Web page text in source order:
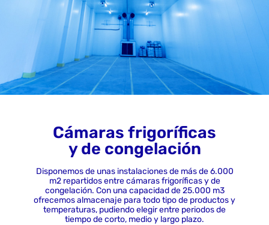
Cámaras frigoríficas
y de congelación
Disponemos de unas instalaciones de más de 6.000
m2 repartidos entre cámaras frigoríficas y de
congelación. Con una capacidad de 25.000 m3
ofrecemos almacenaje para todo tipo de productos y
temperaturas, pudiendo elegir entre periodos de
tiempo de corto, medio y largo plazo.